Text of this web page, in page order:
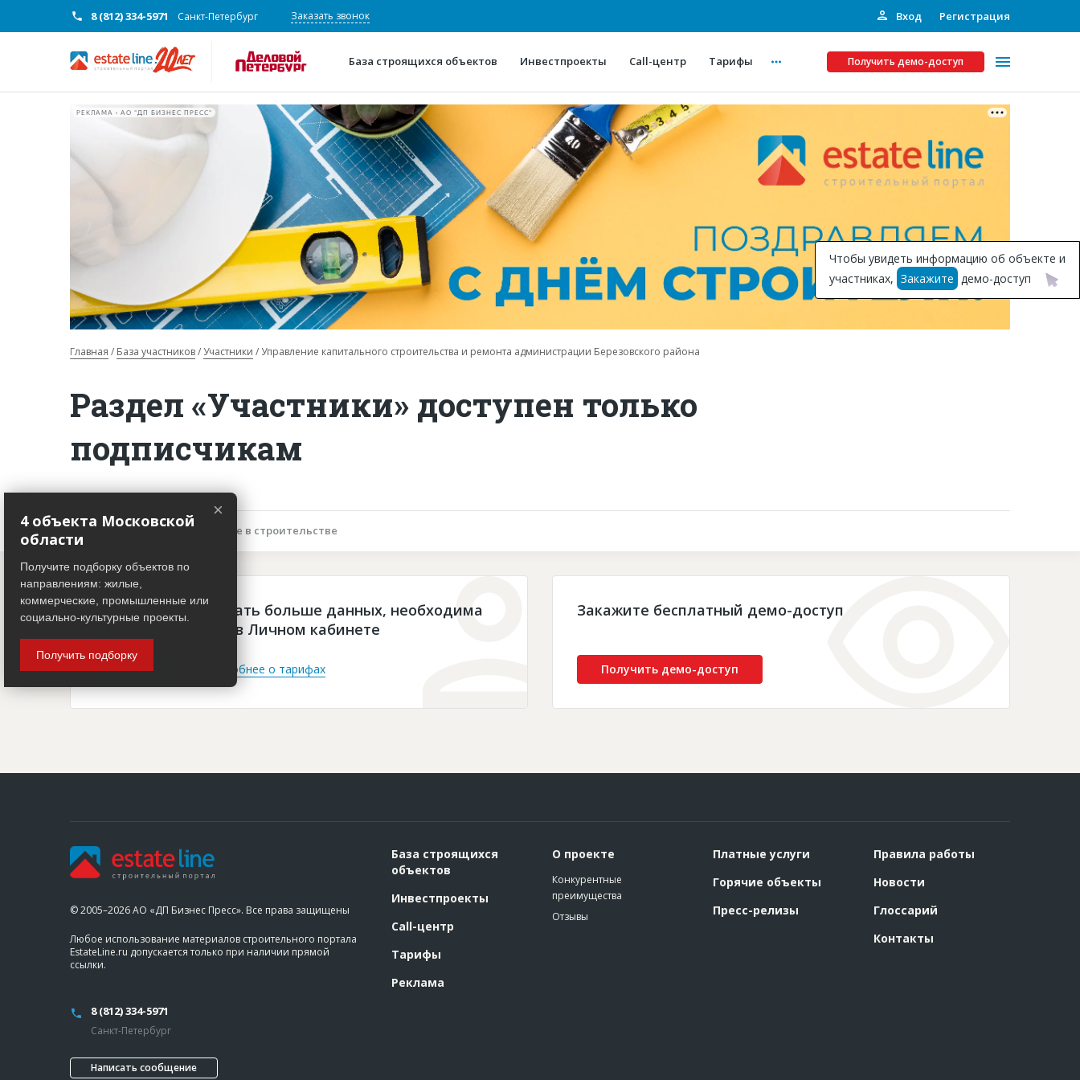
8 (812) 334-5971 Санкт-Петербург Заказать звонок Вход Регистрация
База строящихся объектов Инвестпроекты Call-центр Тарифы Получить демо-доступ
О проекте
Конкурентные преимущества
Горячие объекты
Глоссарий
Платные услуги
Рекламодателям
Инвестпроекты
Подписка на Базу
РЕКЛАМА • АО "ДП БИЗНЕС ПРЕСС"
Главная База участников Участники Управление капитального строительства и ремонта администрации Березовского района
Раздел «Участники» доступен только
подписчикам
Описание объекта Участие в строительстве
Чтобы просматривать больше данных, необходима
платная подписка в Личном кабинете
Войти Подробнее о тарифах
Закажите бесплатный демо-доступ
Получить демо-доступ
Чтобы увидеть информацию об объекте и
участниках, Закажите демо-доступ
© 2005–2026 АО «ДП Бизнес Пресс». Все права защищены
Любое использование материалов строительного портала
EstateLine.ru допускается только при наличии прямой
ссылки.
8 (812) 334-5971
Санкт-Петербург
Написать сообщение
База строящихся
объектов
Инвестпроекты
Call-центр
Тарифы
Реклама
О проекте
Конкурентные
преимущества
Отзывы
Платные услуги
Горячие объекты
Пресс-релизы
Правила работы
Новости
Глоссарий
Контакты
×
4 объекта Московской
области
Получите подборку объектов по
направлениям: жилые,
коммерческие, промышленные или
социально-культурные проекты.
Получить подборку